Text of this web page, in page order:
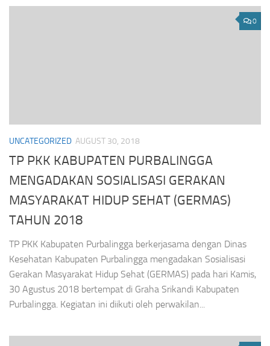
0
UNCATEGORIZED AUGUST 30, 2018
TP PKK KABUPATEN PURBALINGGA
MENGADAKAN SOSIALISASI GERAKAN
MASYARAKAT HIDUP SEHAT (GERMAS)
TAHUN 2018
TP PKK Kabupaten Purbalingga berkerjasama dengan Dinas
Kesehatan Kabupaten Purbalingga mengadakan Sosialisasi
Gerakan Masyarakat Hidup Sehat (GERMAS) pada hari Kamis,
30 Agustus 2018 bertempat di Graha Srikandi Kabupaten
Purbalingga. Kegiatan ini diikuti oleh perwakilan...